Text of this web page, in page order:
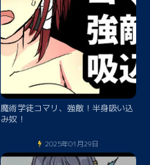
魔術学徒コマリ、強敵！半身吸い込
み奴！
2025年01月29日